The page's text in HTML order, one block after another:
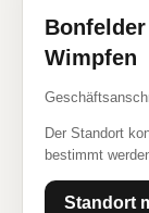
Bonfelder
Wimpfen
Der Standort
bestimmt
Standort